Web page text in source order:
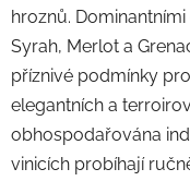
hroznů.
Syrah, Merlot a
příznivé podmínky
elegantních a
obhospodařována
vinicích probíhají